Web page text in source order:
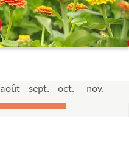
août sept. oct. nov.